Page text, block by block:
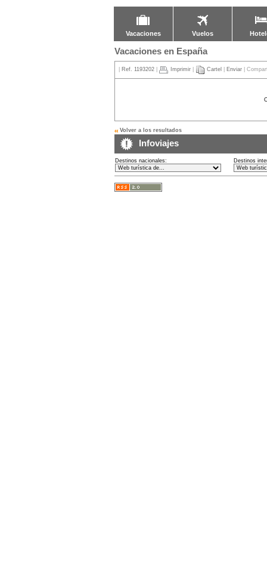
Vacaciones Vuelos
Vacaciones en España
Ref. 1193202| Imprimir| Cartel Enviar |
Volver a los resultados
Infoviajes
Destinos nacionales: Destinos